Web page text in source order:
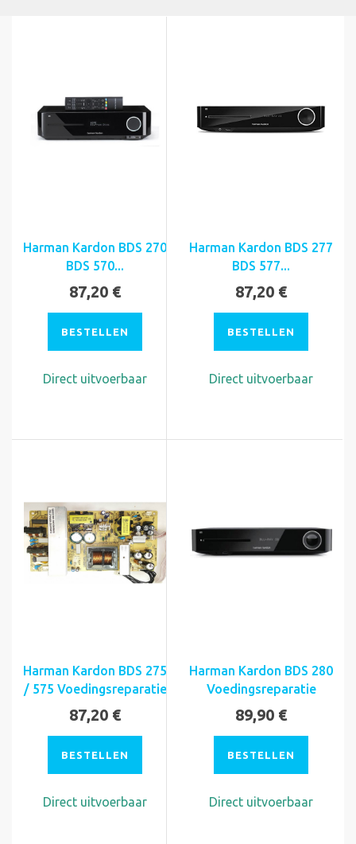
Harman Kardon BDS 270
BDS 570...
87,20 €
BESTELLEN
Direct uitvoerbaar
Harman Kardon BDS 277
BDS 577...
87,20 €
BESTELLEN
Direct uitvoerbaar
Harman Kardon BDS 275
/ 575 Voedingsreparatie
87,20 €
BESTELLEN
Direct uitvoerbaar
Harman Kardon BDS 280
Voedingsreparatie
89,90 €
BESTELLEN
Direct uitvoerbaar